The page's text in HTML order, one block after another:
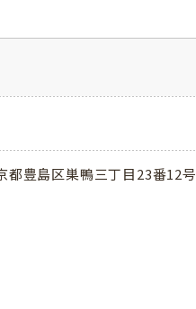
都豊島区巣鴨三丁目23番12号